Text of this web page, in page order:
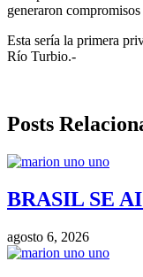
generaron
Esta sería la primera
Río Turbio.-
Posts
BRASIL SE
agosto 6, 2026